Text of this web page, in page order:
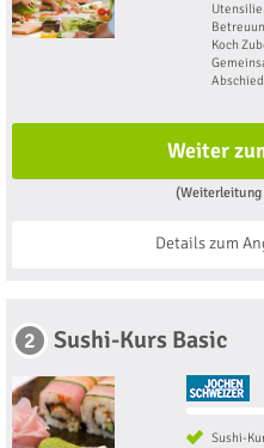
Koch
Weiter
Details zum
2 Sushi-Kurs Basic
Sushi-